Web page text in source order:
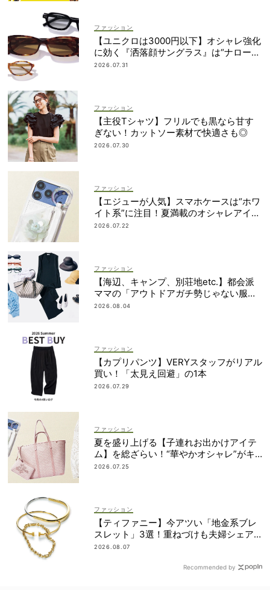
ファッション
【ユニクロは3000円以下】オシャレ強化
に効く『洒落顔サングラス』は“ナローフ
ォルム”が最旬！
2026.07.31
ファッション
【主役Tシャツ】フリルでも黒なら甘す
ぎない！カットソー素材で快適さも◎
2026.07.30
ファッション
【エジューが人気】スマホケースは“ホワ
イト系”に注目！夏満載のオシャレアイテ
ム４選
2026.07.22
ファッション
【海辺、キャンプ、別荘地etc.】都会派
ママの「アウトドアガチ勢じゃない服と
小物」集めました！
2026.08.04
ファッション
【カプリパンツ】VERYスタッフがリアル
買い！「太見え回避」の1本
2026.07.29
ファッション
夏を盛り上げる【子連れお出かけアイテ
ム】を総ざらい！“華やかオシャレ”がキ
ーワード
2026.07.25
ファッション
【ティファニー】今アツい「地金系ブレ
スレット」3選！重ねづけも夫婦シェア
も自在
2026.08.07
Recommended by